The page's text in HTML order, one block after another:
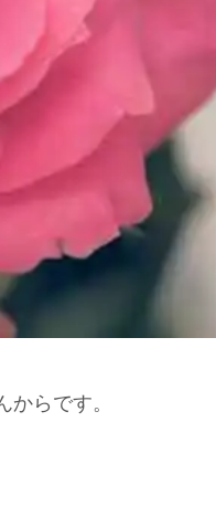
らです。